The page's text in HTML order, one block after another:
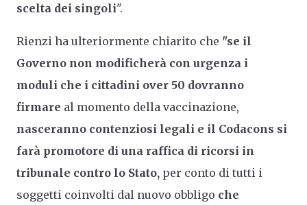
scelta dei singoli".
Rienzi ha ulteriormente chiarito che "se il
Governo non modificherà con urgenza i
moduli che i cittadini over 50 dovranno
firmare al momento della vaccinazione,
nasceranno contenziosi legali e il Codacons si
farà promotore di una raffica di ricorsi in
tribunale contro lo Stato, per conto di tutti i
soggetti coinvolti dal nuovo obbligo che